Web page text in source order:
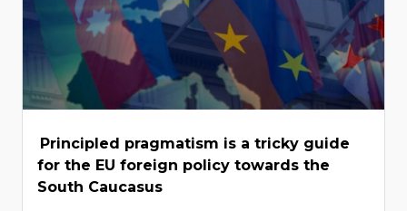
Principled pragmatism is a tricky guide
for the EU foreign policy towards the
South Caucasus